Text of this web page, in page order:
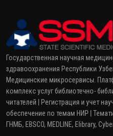
Государственная научная
здравоохранения Республики
Медицинские микросервисы.
комплекс услуг библиотечно-
читателей | Регистрация и учет
обеспечение по темам НИР |
ГНМБ, EBSCO, MEDLINE, Elibrary,